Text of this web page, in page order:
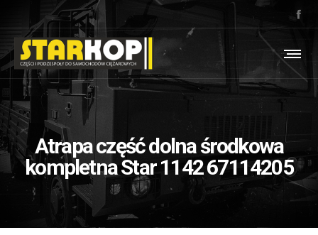
Atrapa część dolna środkowa
kompletna Star 1142 67114205